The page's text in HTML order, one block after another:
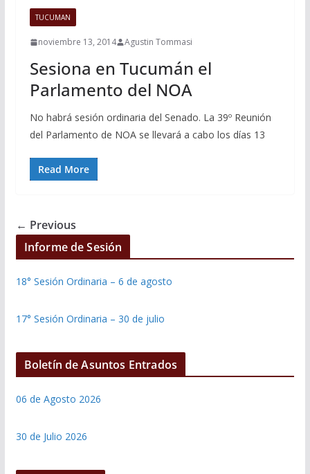
TUCUMAN
noviembre 13, 2014 Agustin Tommasi
Sesiona en Tucumán el
Parlamento del NOA
No habrá sesión ordinaria del Senado. La 39º Reunión
del Parlamento de NOA se llevará a cabo los días 13
Read More
← Previous
Informe de Sesión
18° Sesión Ordinaria – 6 de agosto
17° Sesión Ordinaria – 30 de julio
Boletín de Asuntos Entrados
06 de Agosto 2026
30 de Julio 2026